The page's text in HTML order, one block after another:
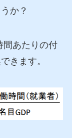
か？
間あたりの付
きます。